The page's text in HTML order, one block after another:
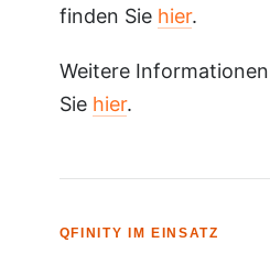
finden Sie hier.
Weitere
Sie hier.
QFINITY IM EINSATZ